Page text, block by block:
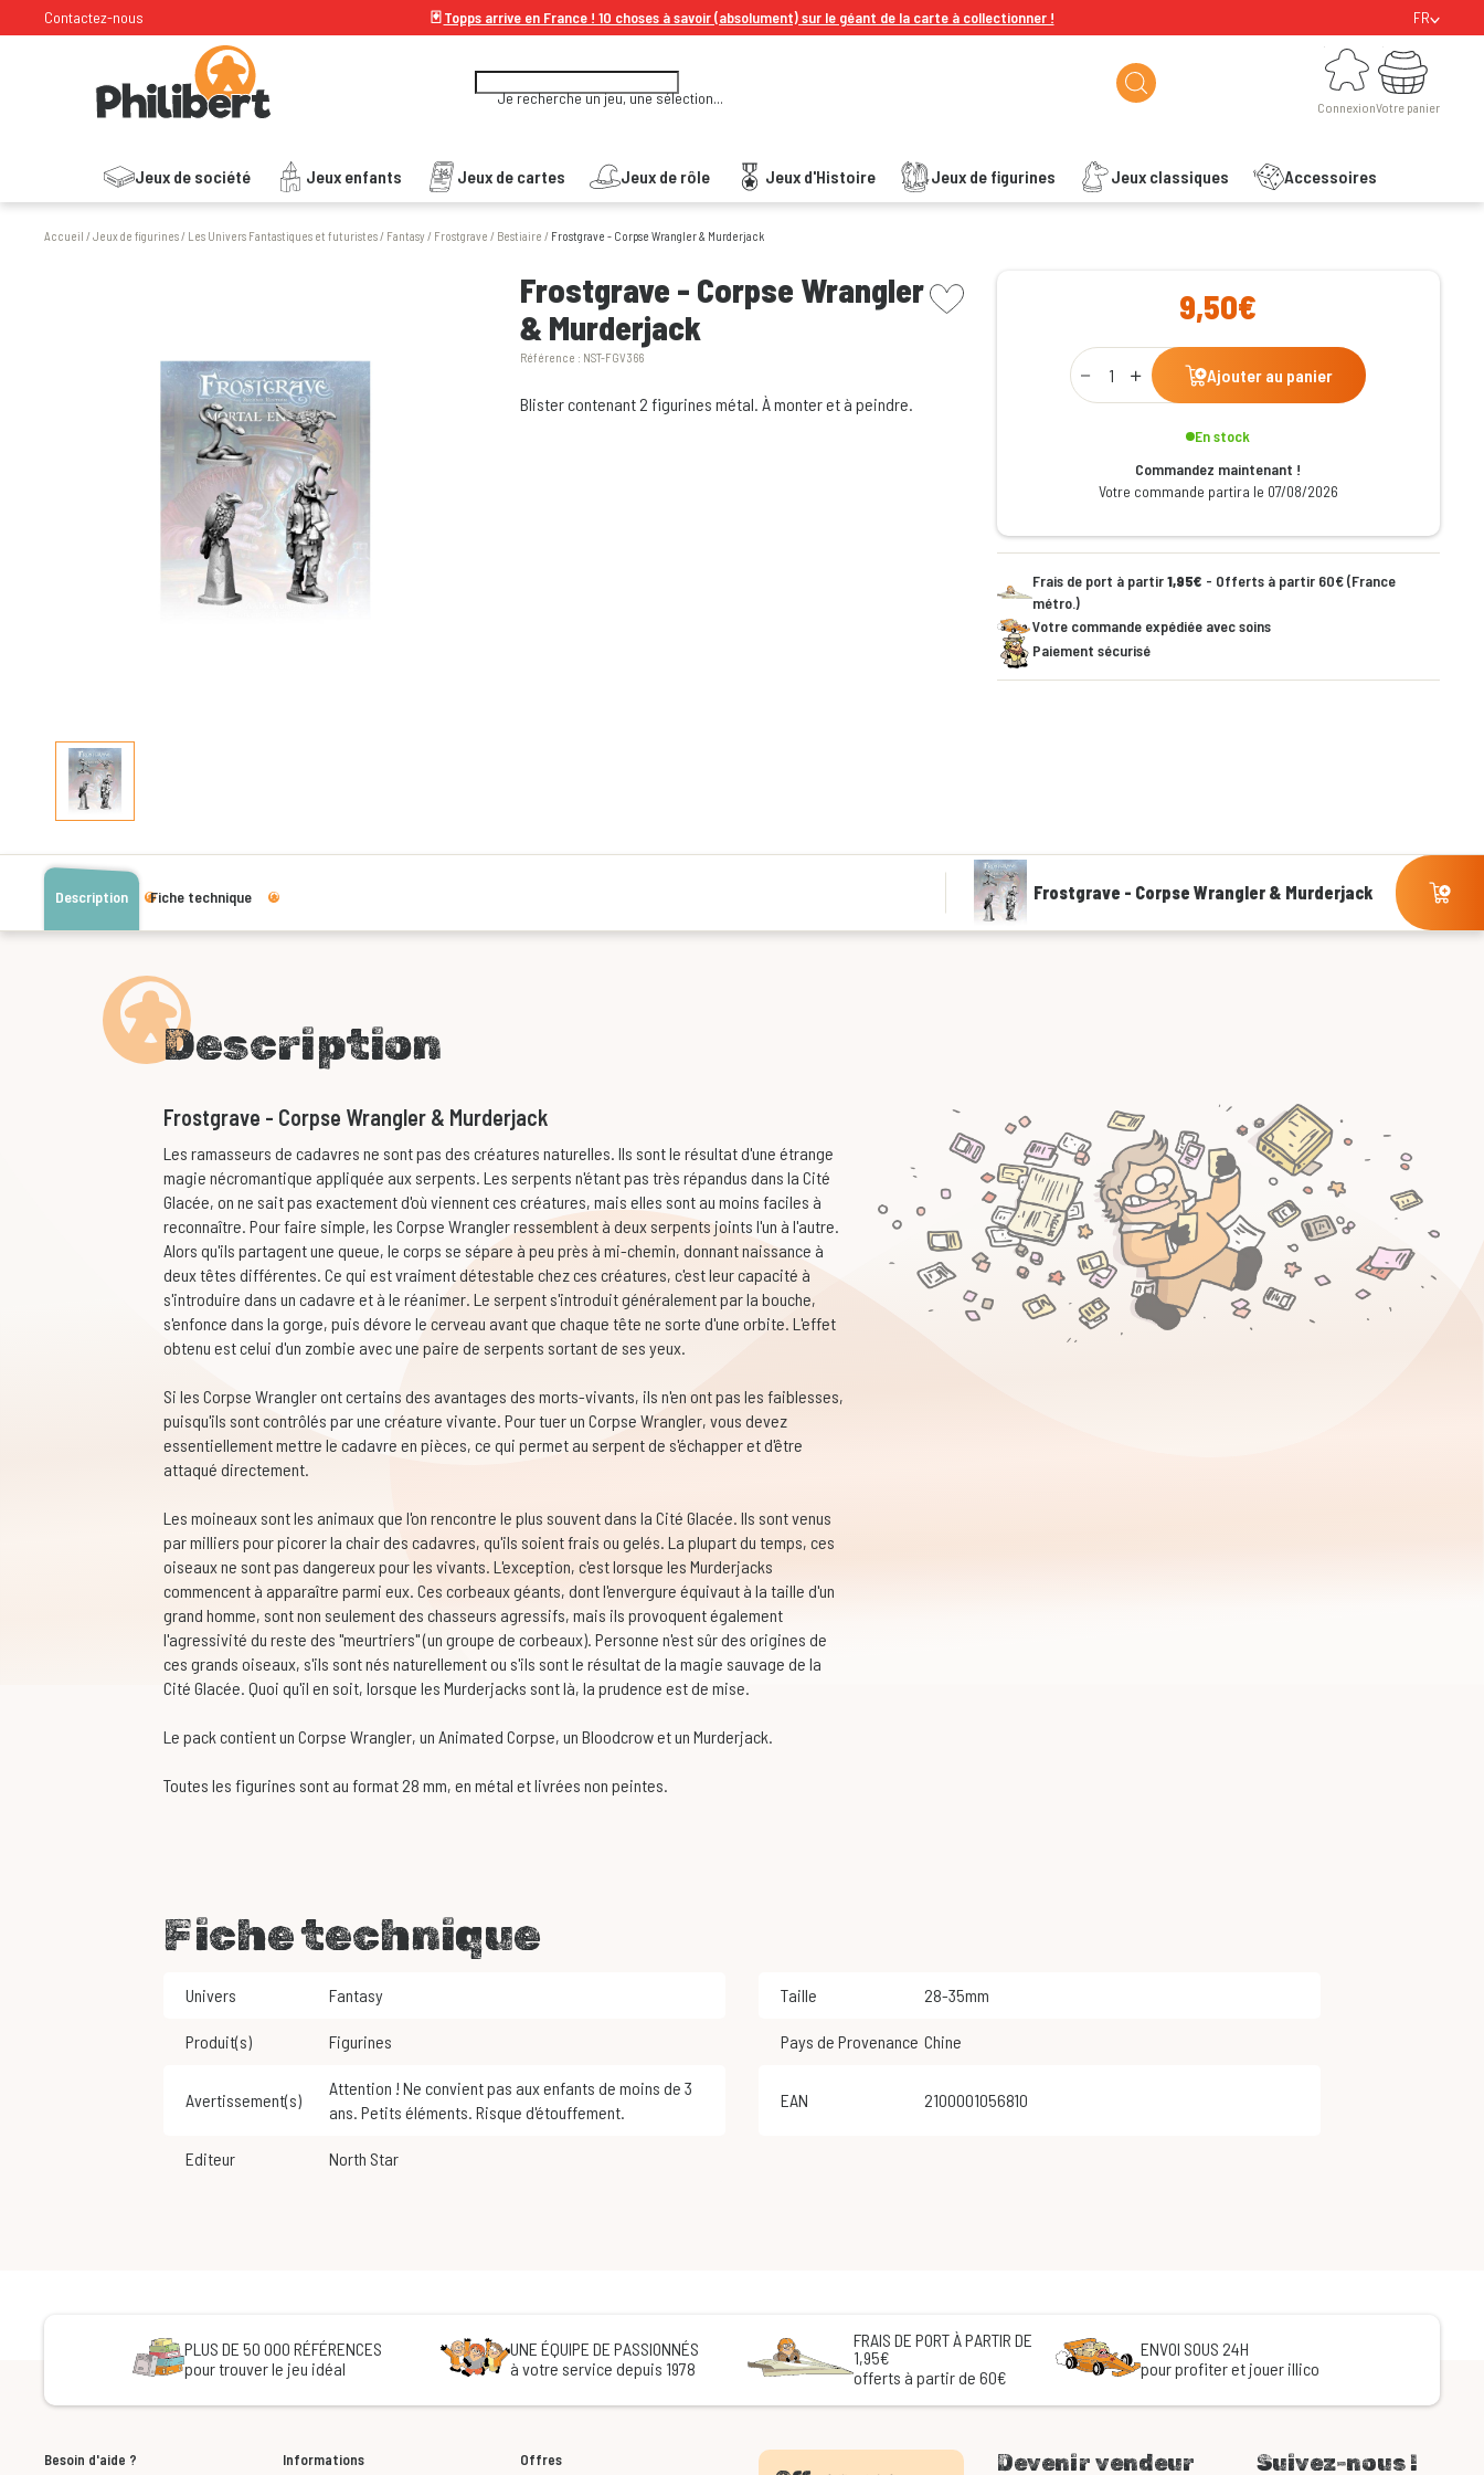
Contactez-nous 🃏Topps arrive en France ! 10 choses à savoir (absolument) sur le géant de la carte à collectionner ! FR
Je recherche un jeu, une sélection...
Connexion
Connexion
Jeux de société Jeux enfants Jeux de cartes Jeux de rôle Jeux d'Histoire Jeux de figurines Jeux classiques Accessoires
Votre panier
Votre panier
Accueil /Jeux de figurines/ Les Univers Fantastiques et futuristes/ Fantasy/ Frostgrave / Bestiaire / Frostgrave - Corpse Wrangler & Murderjack
Frostgrave - Corpse Wrangler
& Murderjack
Référence : NST-FGV366
picto wishlist
Blister contenant 2 figurines métal. À monter et à peindre.
9,50€
Qty
Ajouter au panier
En stock
Commandez maintenant !
Votre commande partira le 07/08/2026
Frais de port à partir1,95€ - Offerts à partir 60€ (France
métro.)
Votre commande expédiée avec soins
Paiement sécurisé
Description Fiche technique Frostgrave - Corpse Wrangler & Murderjack
Description
Frostgrave - Corpse Wrangler & Murderjack
Les ramasseurs de cadavres ne sont pas des créatures naturelles. Ils sont le résultat d'une étrange
magie nécromantique appliquée aux serpents. Les serpents n'étant pas très répandus dans la Cité
Glacée, on ne sait pas exactement d'où viennent ces créatures, mais elles sont au moins faciles à
reconnaître. Pour faire simple, les Corpse Wrangler ressemblent à deux serpents joints l'un à l'autre.
Alors qu'ils partagent une queue, le corps se sépare à peu près à mi-chemin, donnant naissance à
deux têtes différentes. Ce qui est vraiment détestable chez ces créatures, c'est leur capacité à
s'introduire dans un cadavre et à le réanimer. Le serpent s'introduit généralement par la bouche,
s'enfonce dans la gorge, puis dévore le cerveau avant que chaque tête ne sorte d'une orbite. L'effet
obtenu est celui d'un zombie avec une paire de serpents sortant de ses yeux.
Si les Corpse Wrangler ont certains des avantages des morts-vivants, ils n'en ont pas les faiblesses,
puisqu'ils sont contrôlés par une créature vivante. Pour tuer un Corpse Wrangler, vous devez
essentiellement mettre le cadavre en pièces, ce qui permet au serpent de s'échapper et d'être
attaqué directement.
Les moineaux sont les animaux que l'on rencontre le plus souvent dans la Cité Glacée. Ils sont venus
par milliers pour picorer la chair des cadavres, qu'ils soient frais ou gelés. La plupart du temps, ces
oiseaux ne sont pas dangereux pour les vivants. L'exception, c'est lorsque les Murderjacks
commencent à apparaître parmi eux. Ces corbeaux géants, dont l'envergure équivaut à la taille d'un
grand homme, sont non seulement des chasseurs agressifs, mais ils provoquent également
l'agressivité du reste des "meurtriers" (un groupe de corbeaux). Personne n'est sûr des origines de
ces grands oiseaux, s'ils sont nés naturellement ou s'ils sont le résultat de la magie sauvage de la
Cité Glacée. Quoi qu'il en soit, lorsque les Murderjacks sont là, la prudence est de mise.
Le pack contient un Corpse Wrangler, un Animated Corpse, un Bloodcrow et un Murderjack.
Toutes les figurines sont au format 28 mm, en métal et livrées non peintes.
Fiche technique
Univers Fantasy Taille 28-35mm
Produit(s) Figurines Pays de Provenance Chine
Avertissement(s)
Attention ! Ne convient pas aux enfants de moins de 3
ans. Petits éléments. Risque d'étouffement.
EAN 2100001056810
Editeur North Star
PLUS DE 50 000 RÉFÉRENCES
pour trouver le jeu idéal
UNE ÉQUIPE DE PASSIONNÉS
à votre service depuis 1978
FRAIS DE PORT À PARTIR DE
1,95€
offerts à partir de 60€
ENVOI SOUS 24H
pour profiter et jouer illico
Besoin d'aide ? Informations Offres Devenir vendeur Suivez-nous !